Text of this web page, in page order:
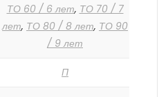
ТО 60 / 6 лет, ТО 70 / 7
лет, ТО 80 / 8 лет, ТО 90
/ 9 лет
П